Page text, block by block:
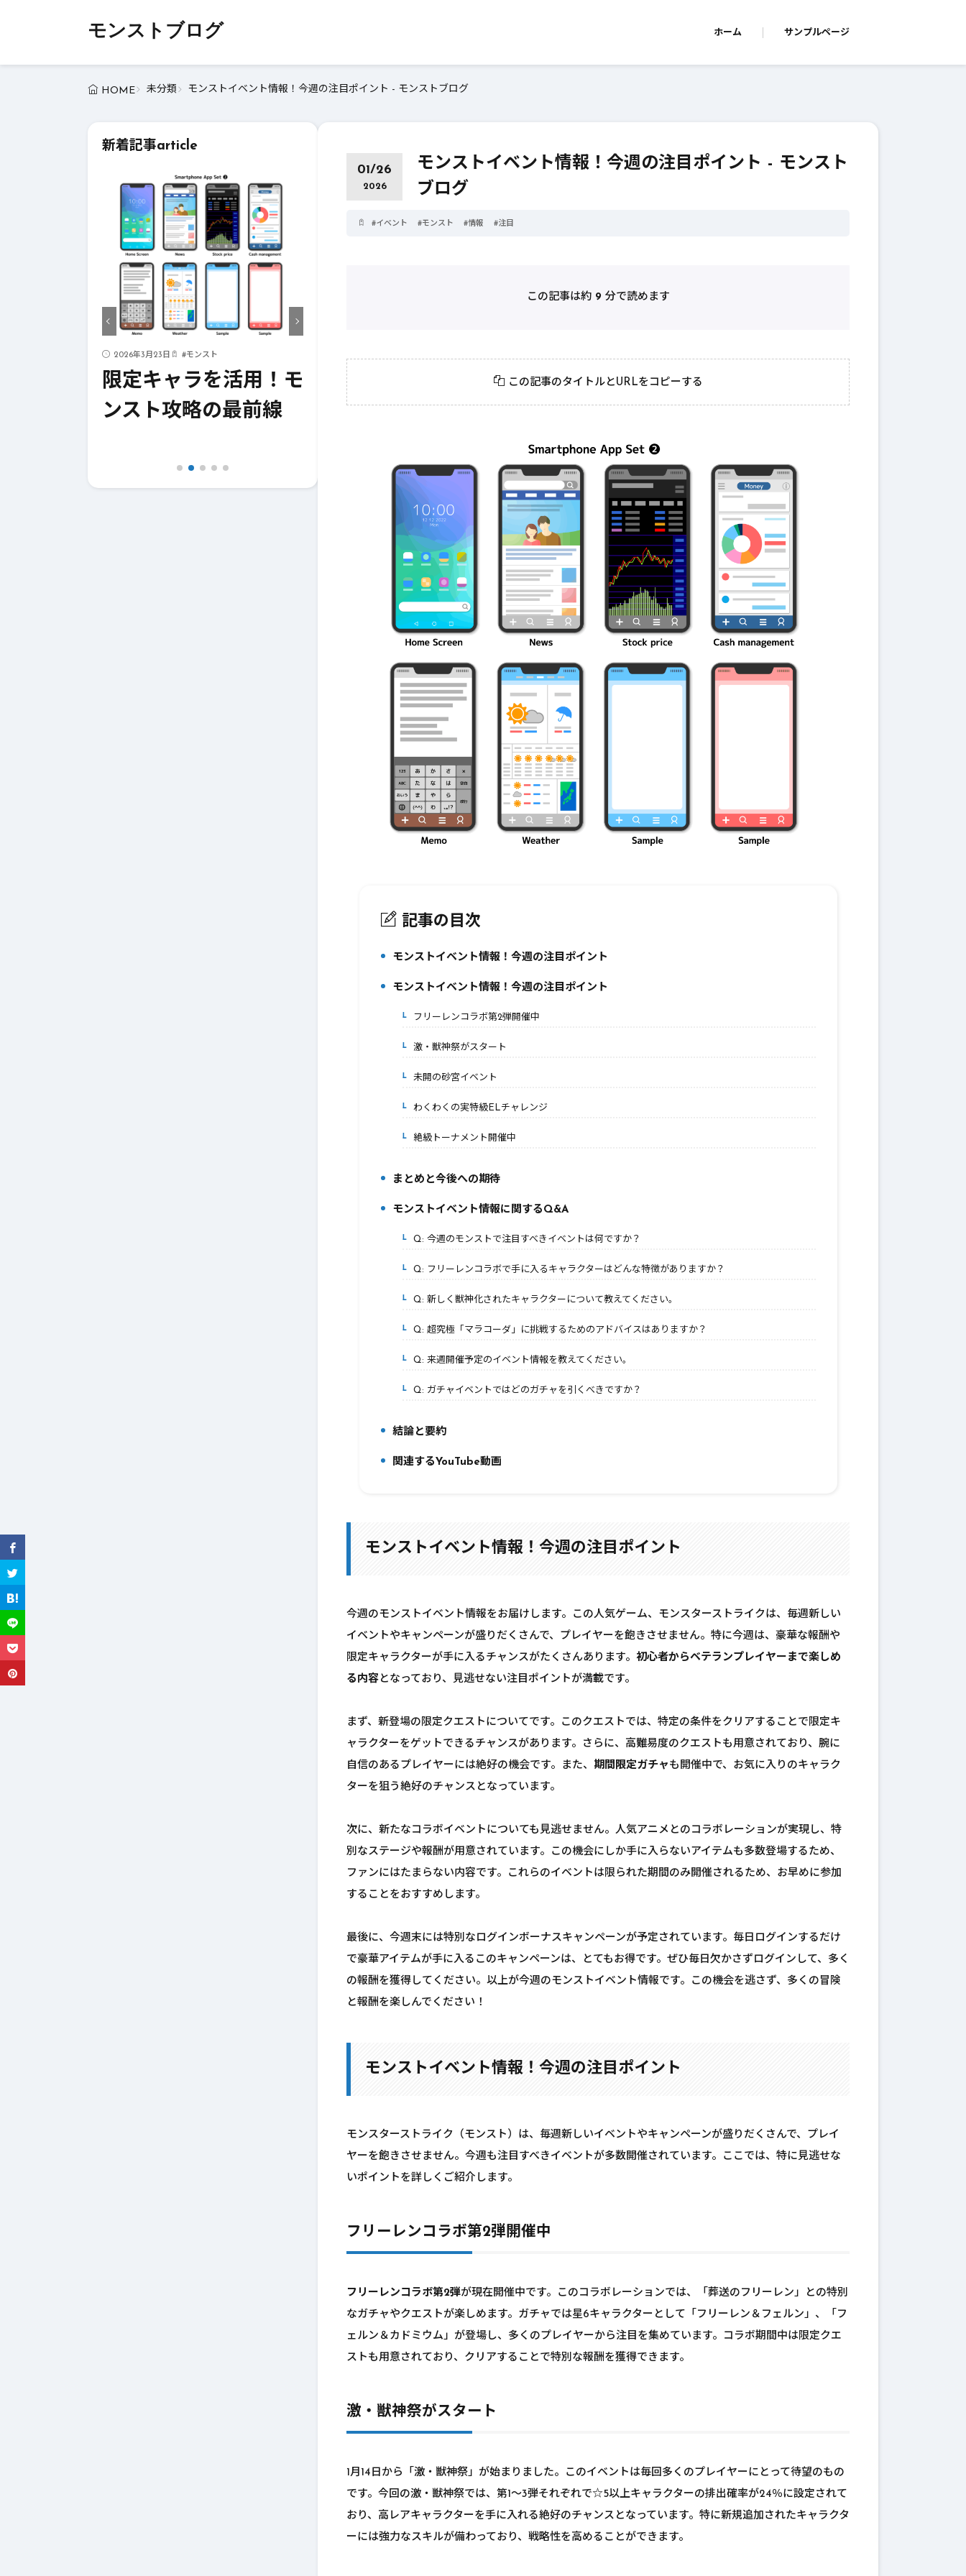
モンストブログ ホーム サンプルページ
HOME 未分類 モンストイベント情報！今週の注目ポイント - モンストブログ
新着記事article
2026年3月23日 #モンスト
限定キャラを活用！モ
ンスト攻略の最前線
モンスト攻略に役立
つ！おすすめパーティ
絶対に知っておきたい
モンスト攻略テクニッ
ク10選
ガチャ運がアップする
かも？モンストの都市
01/26
2026
モンストイベント情報！今週の注目ポイント - モンスト
ブログ
#イベント #モンスト #情報 #注目
この記事は約 9 分で読めます
この記事のタイトルとURLをコピーする
記事の目次
モンストイベント情報！今週の注目ポイント
モンストイベント情報！今週の注目ポイント
2-1.フリーレンコラボ第2弾開催中
2-2.激・獣神祭がスタート
2-3.未開の砂宮イベント
2-4.わくわくの実特級ELチャレンジ
2-5.絶級トーナメント開催中
まとめと今後への期待
モンストイベント情報に関するQ&A
4-1.Q: 今週のモンストで注目すべきイベントは何ですか？
4-2.Q: フリーレンコラボで手に入るキャラクターはどんな特徴がありますか？
4-3.Q: 新しく獣神化されたキャラクターについて教えてください。
4-4.Q: 超究極「マラコーダ」に挑戦するためのアドバイスはありますか？
4-5.Q: 来週開催予定のイベント情報を教えてください。
4-6.Q: ガチャイベントではどのガチャを引くべきですか？
5.
結論と要約
6.
関連するYouTube動画
モンストイベント情報！今週の注目ポイント
今週のモンストイベント情報をお届けします。この人気ゲーム、モンスターストライクは、毎週新しい
イベントやキャンペーンが盛りだくさんで、プレイヤーを飽きさせません。特に今週は、豪華な報酬や
限定キャラクターが手に入るチャンスがたくさんあります。 初心者からベテランプレイヤーまで楽しめ
る内容 となっており、見逃せない注目ポイントが満載です。
まず、新登場の限定クエストについてです。このクエストでは、特定の条件をクリアすることで限定キ
ャラクターをゲットできるチャンスがあります。さらに、高難易度のクエストも用意されており、腕に
自信のあるプレイヤーには絶好の機会です。また、 期間限定ガチャ も開催中で、お気に入りのキャラク
ターを狙う絶好のチャンスとなっています。
次に、新たなコラボイベントについても見逃せません。人気アニメとのコラボレーションが実現し、特
別なステージや報酬が用意されています。この機会にしか手に入らないアイテムも多数登場するため、
ファンにはたまらない内容です。これらのイベントは限られた期間のみ開催されるため、お早めに参加
することをおすすめします。
最後に、今週末には特別なログインボーナスキャンペーンが予定されています。毎日ログインするだけ
で豪華アイテムが手に入るこのキャンペーンは、とてもお得です。ぜひ毎日欠かさずログインして、多く
の報酬を獲得してください。以上が今週のモンストイベント情報です。この機会を逃さず、多くの冒険
と報酬を楽しんでください！
モンストイベント情報！今週の注目ポイント
モンスターストライク（モンスト）は、毎週新しいイベントやキャンペーンが盛りだくさんで、プレイ
ヤーを飽きさせません。今週も注目すべきイベントが多数開催されています。ここでは、特に見逃せな
いポイントを詳しくご紹介します。
フリーレンコラボ第2弾開催中
フリーレンコラボ第2弾が現在開催中です。このコラボレーションでは、「葬送のフリーレン」との特別
なガチャやクエストが楽しめます。ガチャでは星6キャラクターとして「フリーレン＆フェルン」、「フ
ェルン＆カドミウム」が登場し、多くのプレイヤーから注目を集めています。コラボ期間中は限定クエ
ストも用意されており、クリアすることで特別な報酬を獲得できます。
激・獣神祭がスタート
1月14日から「激・獣神祭」が始まりました。このイベントは毎回多くのプレイヤーにとって待望のもの
です。今回の激・獣神祭では、第1～3弾それぞれで☆5以上キャラクターの排出確率が24％に設定されて
おり、高レアキャラクターを手に入れる絶好のチャンスとなっています。特に新規追加されたキャラクタ
ーには強力なスキルが備わっており、戦略性を高めることができます。